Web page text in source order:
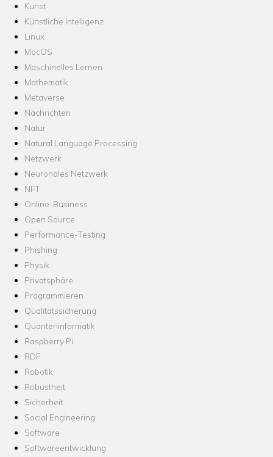
Kunst
Künstliche Intelligenz
Linux
MacOS
Maschinelles Lernen
Mathematik
Metaverse
Nachrichten
Natur
Natural Language Processing
Netzwerk
Neuronales Netzwerk
NFT
Online-Business
Open Source
Performance-Testing
Phishing
Physik
Privatsphäre
Programmieren
Qualitätssicherung
Quanteninformatik
Raspberry Pi
RDF
Robotik
Robustheit
Sicherheit
Social Engineering
Software
Softwareentwicklung